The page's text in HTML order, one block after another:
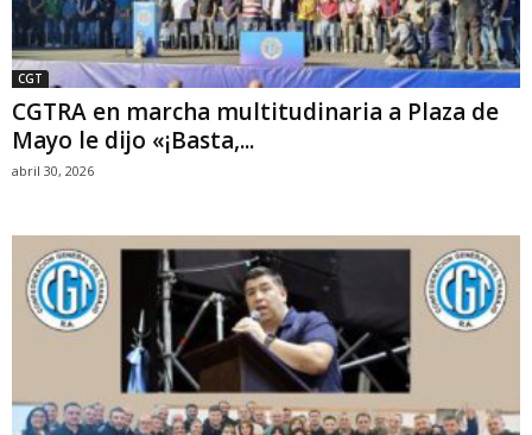
CGT
CGTRA en marcha multitudinaria a Plaza de
Mayo le dijo «¡Basta,...
abril 30, 2026